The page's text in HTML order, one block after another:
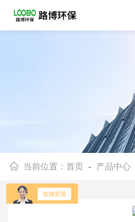
当前位置：首页 - 产品中心